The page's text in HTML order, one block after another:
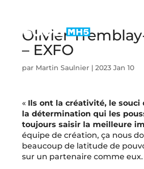
Olivier
– EXFO
par Martin Saulnier| 2023 Jan 10
« Ils ont la créativité, le souci
la détermination qui les
toujours saisir la meilleure
équipe de création, ça nous
beaucoup de latitude de
sur un partenaire comme eux.